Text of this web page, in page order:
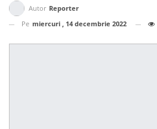
Autor Reporter
Pe miercuri , 14 decembrie 2022